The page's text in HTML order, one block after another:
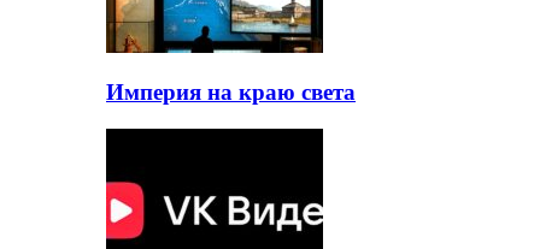
Империя на краю света